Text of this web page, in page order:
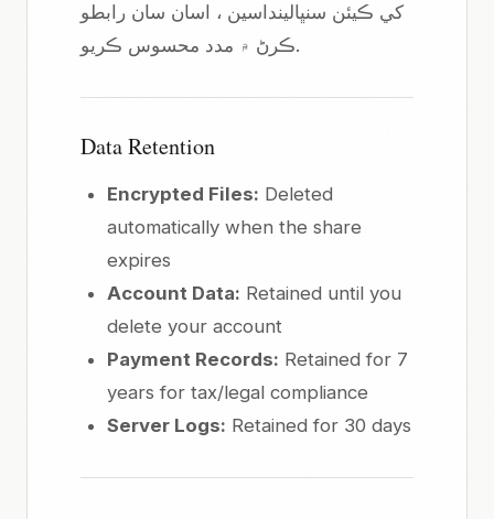
کي ڪيئن سنڀالينداسين ، اسان سان رابطو
ڪرڻ ۾ مدد محسوس ڪريو.
Data Retention
Encrypted Files: Deleted
automatically when the share
expires
Account Data: Retained until you
delete your account
Payment Records: Retained for 7
years for tax/legal compliance
Server Logs: Retained for 30 days